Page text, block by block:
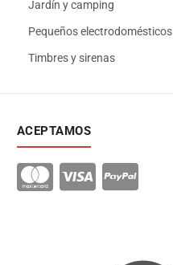
Jardín y camping
Pequeños electrodomésticos
Timbres y sirenas
ACEPTAMOS